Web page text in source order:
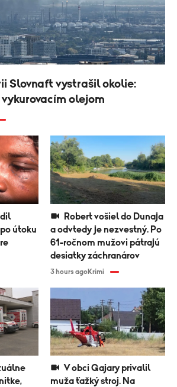
Slovnaft vystrašil okolie:
olejom
útoku
a odvtedy je nezvestný. Po
61-ročnom mužovi pátrajú
desiatky záchranárov
3 hours agoKrimi
muža ťažký stroj. Na